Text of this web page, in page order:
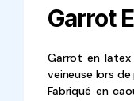
Garrot
Garrot en latex
veineuse lors
Fabriqué en